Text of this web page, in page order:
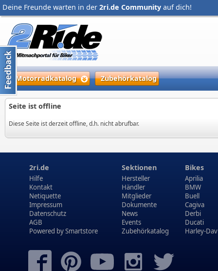
Deine Freunde warten in der 2ri.de Community auf dich!
Motorradkatalog Zubehörkatalog
Seite ist offline
Diese Seite ist derzeit offline, d.h. nicht abrufbar.
2ri.de
Hilfe
Kontakt
Netiquette
Impressum
Datenschutz
AGB
Powered bySmartstore
Sektionen
Hersteller
Händler
Mitglieder
Dokumente
News
Events
Zubehörkatalog
Bikes
Aprilia
BMW
Buell
Cagiva
Derbi
Ducati
Harley-